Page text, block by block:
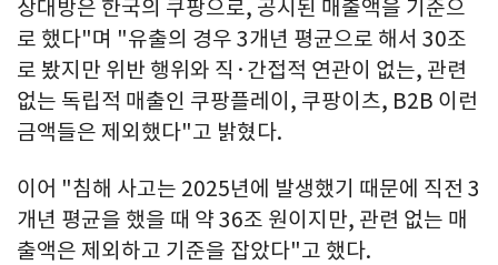
상대방은 한국의 쿠팡으로, 공시된 매출액을 기준으
로 했다"며 "유출의 경우 3개년 평균으로 해서 30조
로 봤지만 위반 행위와 직·간접적 연관이 없는, 관련
없는 독립적 매출인 쿠팡플레이, 쿠팡이츠, B2B 이런
금액들은 제외했다"고 밝혔다.
이어 "침해 사고는 2025년에 발생했기 때문에 직전 3
개년 평균을 했을 때 약 36조 원이지만, 관련 없는 매
출액은 제외하고 기준을 잡았다"고 했다.